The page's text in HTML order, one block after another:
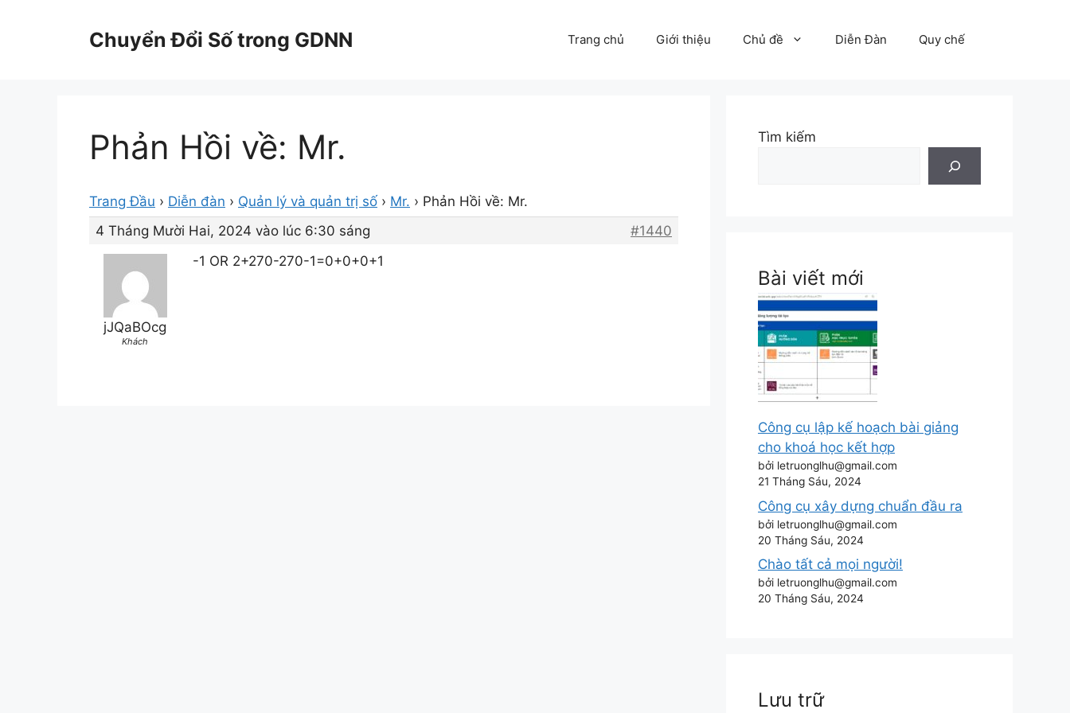
Chuyển Đổi Số trong GDNN Trang chủ Giới thiệu Chủ đề Diễn Đàn Quy chế
Phản Hồi về: Mr.
Trang Đầu › Diễn đàn › Quản lý và quản trị số › Mr. › Phản Hồi về: Mr.
4 Tháng Mười Hai, 2024 vào lúc 6:30 sáng
#1440
jJQaBOcg
Khách
-1 OR 2+270-270-1=0+0+0+1
Tìm kiếm
Bài viết mới
Công cụ lập kế hoạch bài giảng
cho khoá học kết hợp
bởi letruonglhu@gmail.com
21 Tháng Sáu, 2024
Công cụ xây dựng chuẩn đầu ra
bởi letruonglhu@gmail.com
20 Tháng Sáu, 2024
Chào tất cả mọi người!
bởi letruonglhu@gmail.com
20 Tháng Sáu, 2024
Lưu trữ